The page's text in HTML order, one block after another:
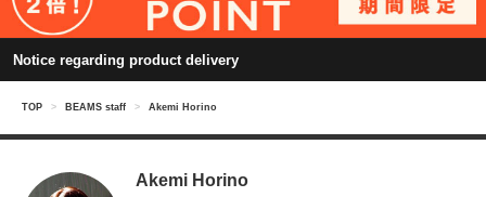
Notice regarding product delivery
TOP > BEAMS staff > Akemi Horino
Akemi Horino